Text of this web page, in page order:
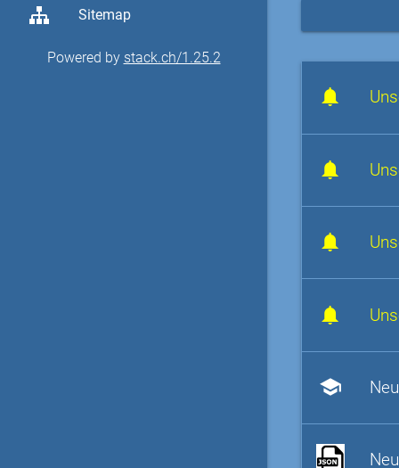
Sitemap
Powered by stack.ch/1.25.2
school